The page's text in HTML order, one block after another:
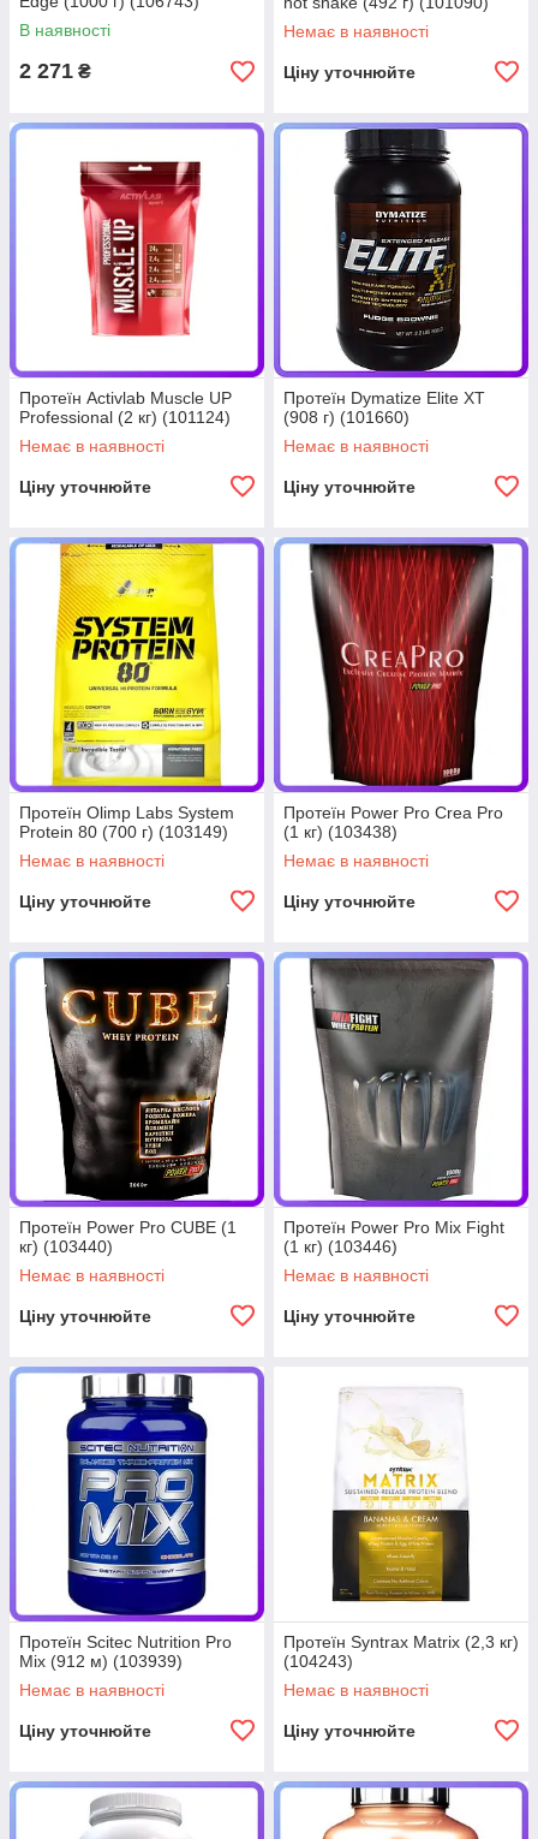
В наявності
2 271 ₴
Немає в наявності
Ціну уточнюйте
Протеїн Activlab Muscle UP
Professional (2 кг) (101124)
Немає в наявності
Ціну уточнюйте
Протеїн Dymatize Elite XT
(908 г) (101660)
Немає в наявності
Ціну уточнюйте
Протеїн Olimp Labs System
Protein 80 (700 г) (103149)
Немає в наявності
Ціну уточнюйте
Протеїн Power Pro Crea Pro
(1 кг) (103438)
Немає в наявності
Ціну уточнюйте
Протеїн Power Pro CUBE (1
кг) (103440)
Немає в наявності
Ціну уточнюйте
Протеїн Power Pro Mix Fight
(1 кг) (103446)
Немає в наявності
Ціну уточнюйте
Протеїн Scitec Nutrition Pro
Mix (912 м) (103939)
Немає в наявності
Ціну уточнюйте
Протеїн Syntrax Matrix (2,3 кг)
(104243)
Немає в наявності
Ціну уточнюйте